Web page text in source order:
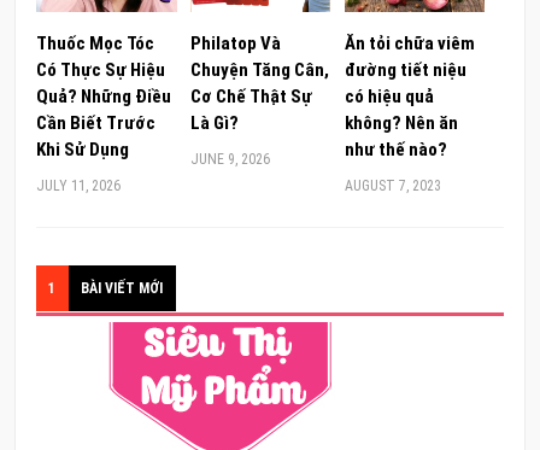
Thuốc Mọc Tóc
Có Thực Sự Hiệu
Quả? Những Điều
Cần Biết Trước
Khi Sử Dụng
JULY 11, 2026
Philatop Và
Chuyện Tăng Cân,
Cơ Chế Thật Sự
Là Gì?
JUNE 9, 2026
Ăn tỏi chữa viêm
đường tiết niệu
có hiệu quả
không? Nên ăn
như thế nào?
AUGUST 7, 2023
1 BÀI VIẾT MỚI